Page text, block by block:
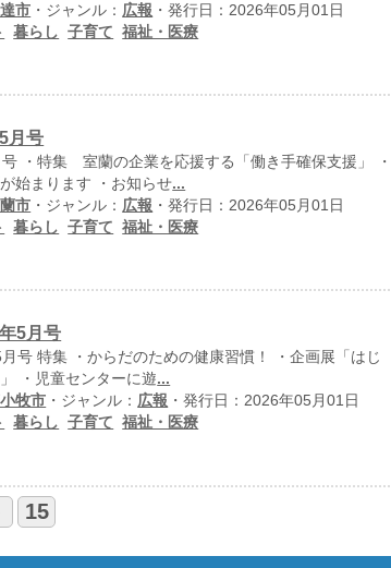
市 ・ジャンル： 広報 ・発行日：2026年05月01日
暮らし 子育て
福祉・医療
月号
・特集 室蘭の企業を応援する「働き手確保支援」 ・
始まります ・お知らせ...
市 ・ジャンル： 広報 ・発行日：2026年05月01日
暮らし 子育て
福祉・医療
5月号
号 特集 ・からだのための健康習慣！ ・企画展「はじ
・児童センターに遊...
牧市 ・ジャンル： 広報 ・発行日：2026年05月01日
暮らし 子育て
福祉・医療
15